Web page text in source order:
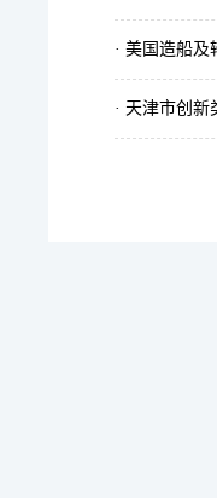
· 美国造船
· 天津市创新